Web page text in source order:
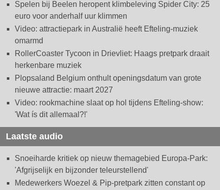
Spelen bij Beelen heropent klimbeleving Spider City: 25
euro voor anderhalf uur klimmen
Video: attractiepark in Australië heeft Efteling-muziek
omarmd
RollerCoaster Tycoon in Drievliet: Haags pretpark draait
herkenbare muziek
Plopsaland Belgium onthult openingsdatum van grote
nieuwe attractie: maart 2027
Video: rookmachine slaat op hol tijdens Efteling-show:
'Wat ís dit allemaal?!'
Laatste audio
Snoeiharde kritiek op nieuw themagebied Europa-Park:
'Afgrijselijk en bijzonder teleurstellend'
Medewerkers Woezel & Pip-pretpark zitten constant op